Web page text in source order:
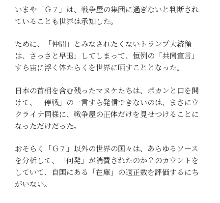
いまや「Ｇ７」は、戦争屋の集団に過ぎないと判断され
ていることも世界は承知した。
ために、「仲間」とみなされたくないトランプ大統領
は、さっさと早退」してしまって、恒例の「共同宣言」
すら宙に浮く体たらくを世界に晒すこととなった。
日本の首相を含む残ったマヌケたちは、ポカンと口を開
けて、「停戦」の一言すら発信できないのは、まさにウ
クライナ同様に、戦争屋の正体だけを見せつけることに
なっただけだった。
おそらく「Ｇ７」以外の世界の国々は、あらゆるソース
を分析して、「何発」が消費されたのか？のカウントを
していて、自国にある「在庫」の適正数を評価するにち
がいない。